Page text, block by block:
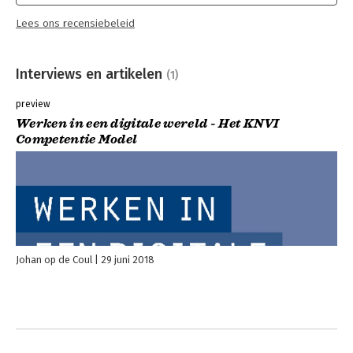
Lees ons recensiebeleid
Interviews en artikelen (1)
preview
Werken in een digitale wereld - Het KNVI
Competentie Model
Johan op de Coul 29 juni 2018